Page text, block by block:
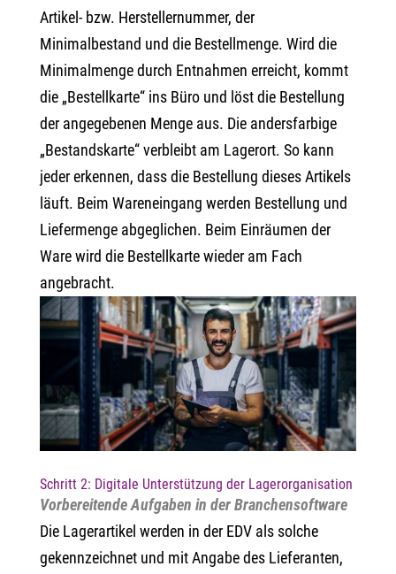
Artikel- bzw. Herstellernummer, der
Minimalbestand und die Bestellmenge. Wird die
Minimalmenge durch Entnahmen erreicht, kommt
die „Bestellkarte“ ins Büro und löst die Bestellung
der angegebenen Menge aus. Die andersfarbige
„Bestandskarte“ verbleibt am Lagerort. So kann
jeder erkennen, dass die Bestellung dieses Artikels
läuft. Beim Wareneingang werden Bestellung und
Liefermenge abgeglichen. Beim Einräumen der
Ware wird die Bestellkarte wieder am Fach
angebracht.
Schritt 2: Digitale Unterstützung der Lagerorganisation
Vorbereitende Aufgaben in der Branchensoftware
Die Lagerartikel werden in der EDV als solche
gekennzeichnet und mit Angabe des Lieferanten,